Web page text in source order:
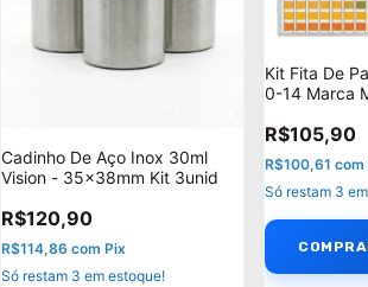
Cadinho De Aço Inox 30ml
Vision - 35x38mm Kit 3unid
R$120,90
R$114,86 com Pix
Só restam 3 em estoque!
Kit Fita De
0-14 Marca
R$105,90
R$100,61com
Só restam 3